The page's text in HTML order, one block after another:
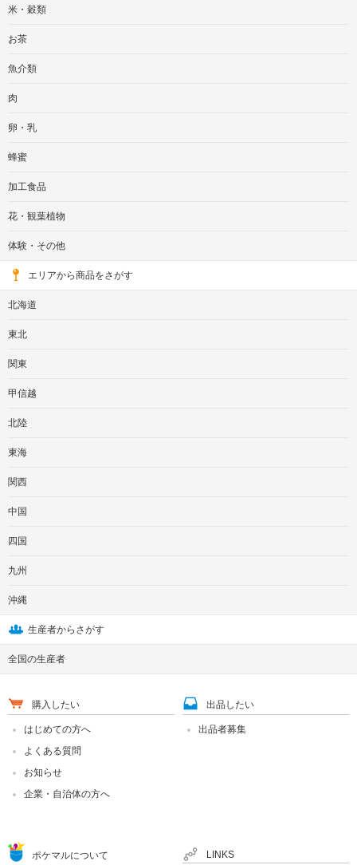
米・穀類
お茶
魚介類
肉
卵・乳
蜂蜜
加工食品
花・観葉植物
体験・その他
エリアから商品をさがす
北海道
東北
関東
甲信越
北陸
東海
関西
中国
四国
九州
沖縄
生産者からさがす
全国の生産者
購入したい
はじめての方へ
よくある質問
お知らせ
企業・自治体の方へ
出品したい
出品者募集
ポケマルについて LINKS